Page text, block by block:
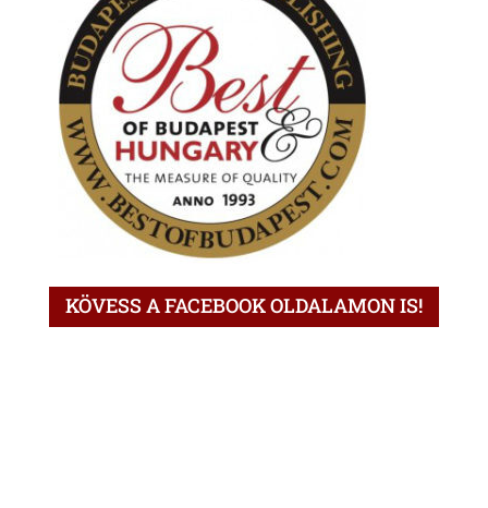
KÖVESS A FACEBOOK OLDALAMON IS!